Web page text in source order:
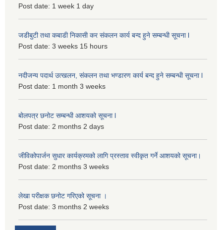
Post date: 1 week 1 day
जडीबुटी तथा कबाडी निकासी कर संकलन कार्य बन्द हुने सम्बन्धी सूचना l
Post date: 3 weeks 15 hours
नदीजन्य पदार्थ उत्खलन, संकलन तथा भण्डारण कार्य बन्द हुने सम्बन्धी सूचना l
Post date: 1 month 3 weeks
बोलपत्र छनोट सम्बन्धी आशयको सूचना l
Post date: 2 months 2 days
जीविकोपार्जन सुधार कार्यक्रमको लागि प्रस्ताव स्वीकृत गर्ने आशयको सूचना।
Post date: 2 months 3 weeks
लेखा परीक्षक छनोट गरिएको सूचना ।
Post date: 3 months 2 weeks